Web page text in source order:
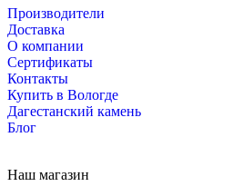
Производители
Доставка
О компании
Сертификаты
Контакты
Купить в Вологде
Дагестанский камень
Блог
Наш магазин